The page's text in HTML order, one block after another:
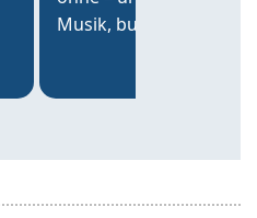
Musik, buntes